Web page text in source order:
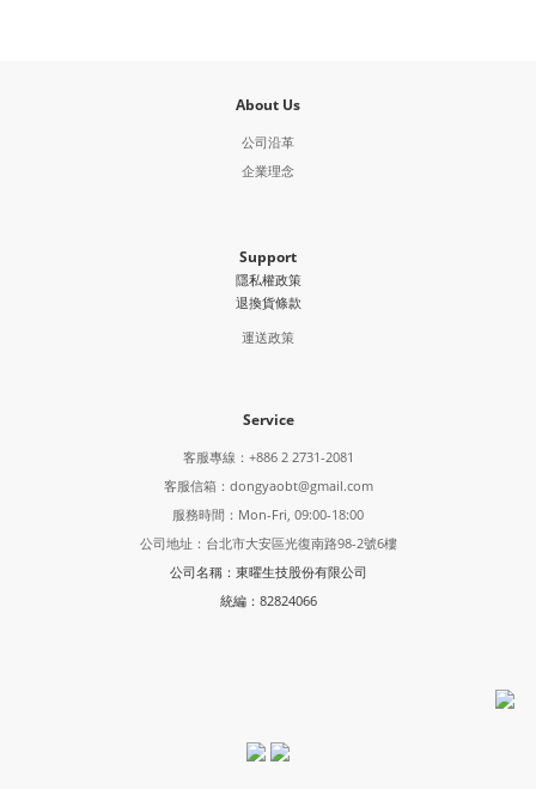
About Us
公司沿革
企業理念
Support
隱私權政策
退換貨條款
運送政策
Service
客服專線：+886 2 2731-2081
客服信箱：dongyaobt@gmail.com
服務時間：Mon-Fri, 09:00-18:00
公司地址：台北市大安區光復南路98-2號6樓
公司名稱：東曜生技股份有限公司
統編：82824066